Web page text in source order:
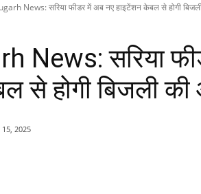
News: सरिया फीडर में अब नए हाइटेंशन केबल से होगी
News: सरिया
से होगी बिजली की
15, 2025